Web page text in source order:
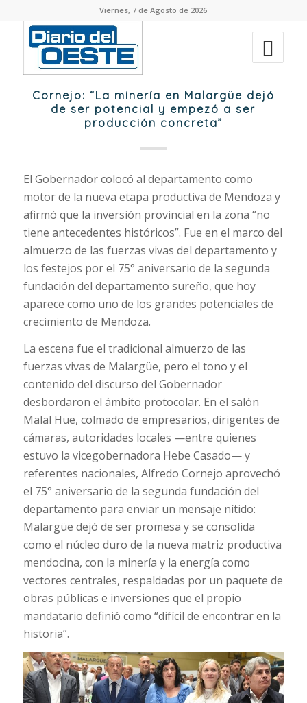
Viernes, 7 de Agosto de 2026
Cornejo: “La minería en Malargüe dejó
de ser potencial y empezó a ser
producción concreta”
El Gobernador colocó al departamento como
motor de la nueva etapa productiva de Mendoza y
afirmó que la inversión provincial en la zona “no
tiene antecedentes históricos”. Fue en el marco del
almuerzo de las fuerzas vivas del departamento y
los festejos por el 75° aniversario de la segunda
fundación del departamento sureño, que hoy
aparece como uno de los grandes potenciales de
crecimiento de Mendoza.
La escena fue el tradicional almuerzo de las
fuerzas vivas de Malargüe, pero el tono y el
contenido del discurso del Gobernador
desbordaron el ámbito protocolar. En el salón
Malal Hue, colmado de empresarios, dirigentes de
cámaras, autoridades locales —entre quienes
estuvo la vicegobernadora Hebe Casado— y
referentes nacionales, Alfredo Cornejo aprovechó
el 75° aniversario de la segunda fundación del
departamento para enviar un mensaje nítido:
Malargüe dejó de ser promesa y se consolida
como el núcleo duro de la nueva matriz productiva
mendocina, con la minería y la energía como
vectores centrales, respaldadas por un paquete de
obras públicas e inversiones que el propio
mandatario definió como “difícil de encontrar en la
historia”.